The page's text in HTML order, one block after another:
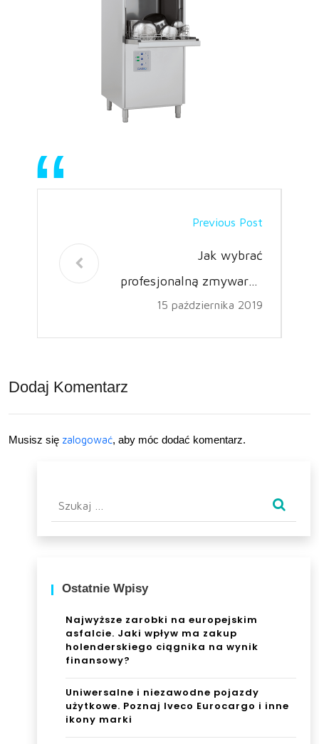
Previous Post
Jak wybrać
profesjonalną zmywarkę
przemysłową?
15 października 2019
Dodaj Komentarz
Musisz się zalogować, aby móc dodać komentarz.
Ostatnie Wpisy
Najwyższe zarobki na europejskim
asfalcie. Jaki wpływ ma zakup
holenderskiego ciągnika na wynik
finansowy?
Uniwersalne i niezawodne pojazdy
użytkowe. Poznaj Iveco Eurocargo i inne
ikony marki